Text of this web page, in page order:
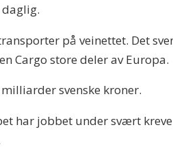
på veinettet. Det
Cargo store deler av Europa.
svenske kroner.
har jobbet under svært